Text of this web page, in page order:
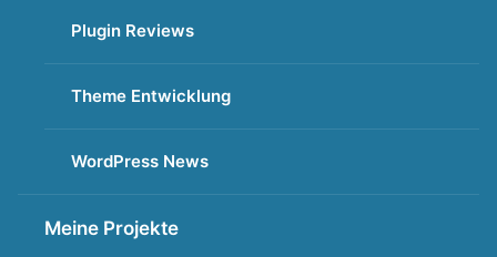
Plugin Reviews
Theme Entwicklung
WordPress News
Meine Projekte